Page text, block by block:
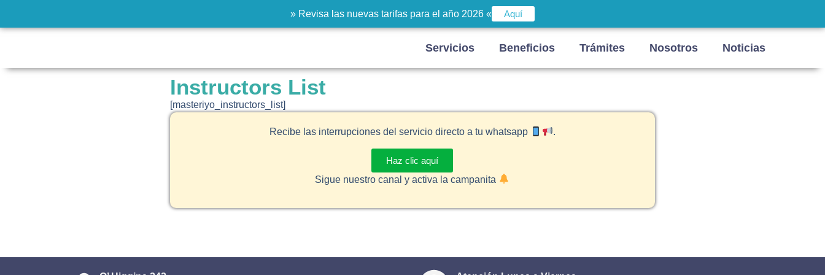
» Revisa las nuevas tarifas para el año 2026 « Aquí
Servicios Beneficios Trámites Nosotros Noticias
Instructors List
[masteriyo_instructors_list]
Recibe las interrupciones del servicio directo a tu whatsapp .
Haz clic aquí
Sigue nuestro canal y activa la campanita